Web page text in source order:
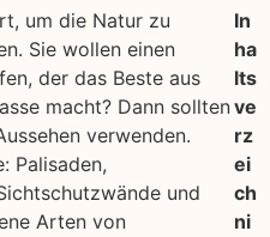
um die Natur zu
Sie wollen einen
der das Beste aus
macht? Dann sollten
verwenden.
Palisaden,
und
Arten von
In
ha
lts
ve
rz
ei
ch
ni